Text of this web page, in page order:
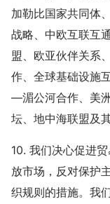
加勒比国家共同体
战略、中欧互联互
盟、欧亚伙伴关系
作、全球基础设施
—湄公河合作、美
坛、地中海联盟及
10. 我们决心促进
放市场，反对保护
织规则的措施。我